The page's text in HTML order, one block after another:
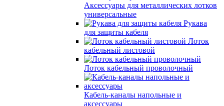
Аксессуары для металлических лотков
универсальные
Рукава
для защиты кабеля
Лоток
кабельный листовой
Лоток кабельный проволочный
Кабель-каналы напольные и
аксессуары